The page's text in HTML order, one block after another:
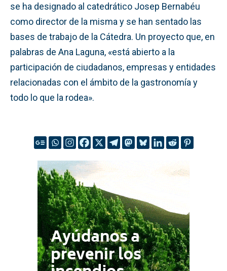
se ha designado al catedrático Josep Bernabéu
como director de la misma y se han sentado las
bases de trabajo de la Cátedra. Un proyecto que, en
palabras de Ana Laguna, «está abierto a la
participación de ciudadanos, empresas y entidades
relacionadas con el ámbito de la gastronomía y
todo lo que la rodea».